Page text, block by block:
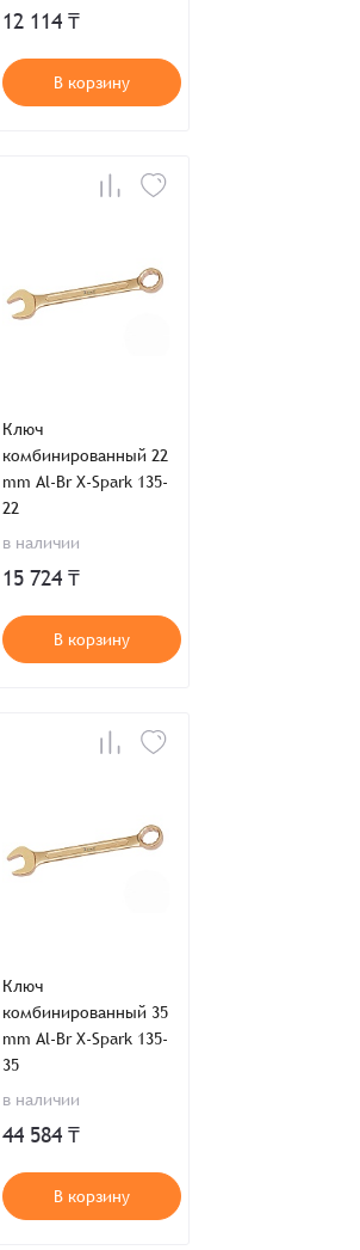
12 114 ₸
В корзину
Ключ
комбинированный 22
mm Al-Br X-Spark 135-
22
в наличии
15 724 ₸
В корзину
Ключ
комбинированный 35
mm Al-Br X-Spark 135-
35
в наличии
44 584 ₸
В корзину